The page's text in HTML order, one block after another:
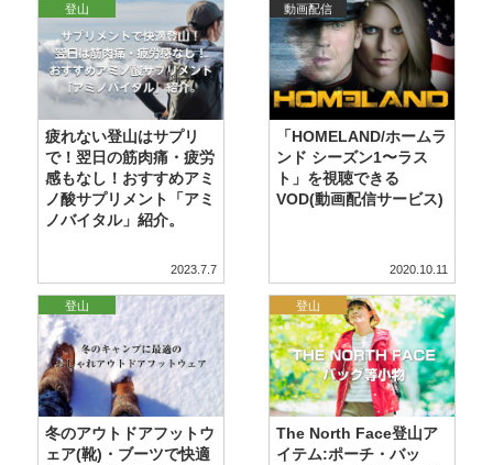
疲れない登山はサプリ
で！翌日の筋肉痛・疲労
感もなし！おすすめアミ
ノ酸サプリメント「アミ
ノバイタル」紹介。
2023.7.7
登山
「HOMELAND/ホームラ
ンド シーズン1〜ラス
ト」を視聴できる
VOD(動画配信サービス)
2020.10.11
動画配信
冬のアウトドアフットウ
ェア(靴)・ブーツで快適
登山
The North Face登山ア
イテム:ポーチ・バッ
アウトドア
,
登山